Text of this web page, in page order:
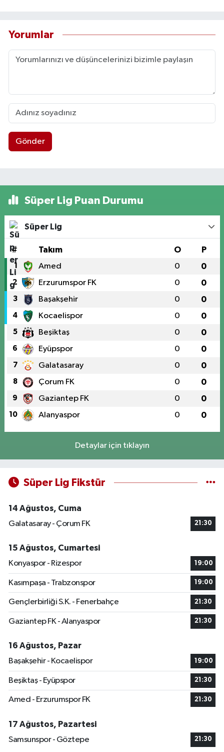
Yorumlar
Gönder
Süper Lig Puan Durumu
Süper Lig
# Takım O P
1 Amed 0 0
2 Erzurumspor FK 0 0
3 Başakşehir 0 0
4 Kocaelispor 0 0
5 Beşiktaş 0 0
6 Eyüpspor 0 0
7 Galatasaray 0 0
8 Çorum FK 0 0
9 Gaziantep FK 0 0
10 Alanyaspor 0 0
Detaylar için tıklayın
Süper Lig Fikstür
14 Ağustos, Cuma
Galatasaray - Çorum FK
21:30
15 Ağustos, Cumartesi
Konyaspor - Rizespor
19:00
Kasımpaşa - Trabzonspor 19:00
Gençlerbirliği S.K. - Fenerbahçe 21:30
Gaziantep FK - Alanyaspor 21:30
16 Ağustos, Pazar
Başakşehir - Kocaelispor
19:00
Beşiktaş - Eyüpspor 21:30
Amed - Erzurumspor FK 21:30
17 Ağustos, Pazartesi
Samsunspor - Göztepe
21:30